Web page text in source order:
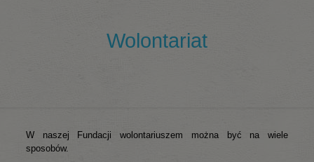
Wolontariat
W naszej Fundacji wolontariuszem można być na wiele
sposobów.